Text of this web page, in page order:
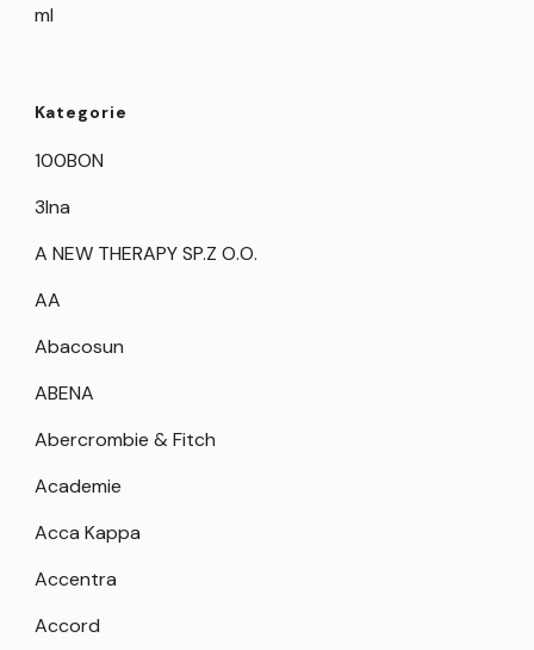
ml
Kategorie
100BON
3Ina
A NEW THERAPY SP.Z O.O.
AA
Abacosun
ABENA
Abercrombie & Fitch
Academie
Acca Kappa
Accentra
Accord